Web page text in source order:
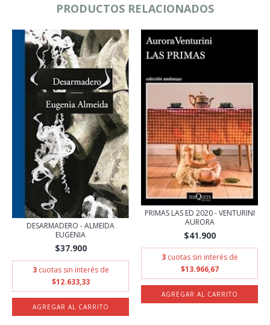
PRODUCTOS RELACIONADOS
DESARMADERO - ALMEIDA
EUGENIA
$37.900
3 cuotas sin interés de
$12.633,33
PRIMAS LAS ED 2020 - VENTURINI
AURORA
$41.900
3 cuotas sin interés de
$13.966,67